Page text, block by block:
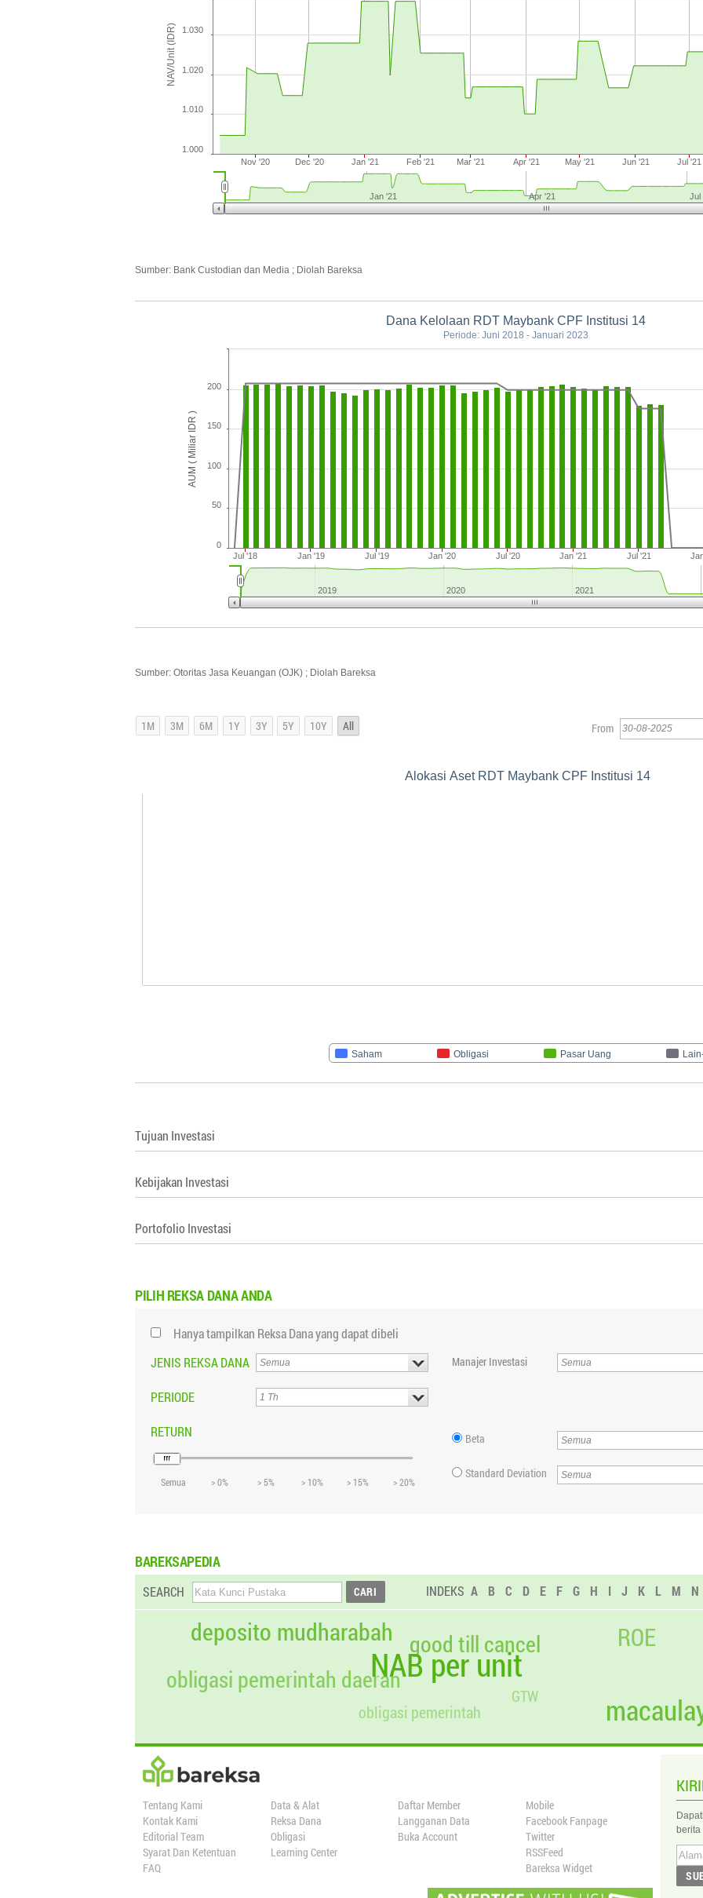
NAV/Unit (IDR)
Nov '20 Dec '20 Jan '21 Feb '21 Mar '21 Apr '21 May '21 Jun '21 Jul '21
1.000
1.010
1.020
1.030
Jan '21 Apr '21 Jul
Sumber: Bank Custodian dan Media ; Diolah Bareksa
AUM ( Miliar IDR )
Dana Kelolaan RDT Maybank CPF Institusi 14
Periode: Juni 2018 - Januari 2023
Jul '18 Jan '19 Jul '19 Jan '20 Jul '20 Jan '21 Jul '21
0
50
100
150
200
2019 2020 2021
Sumber: Otoritas Jasa Keuangan (OJK) ; Diolah Bareksa
From
Alokasi Aset RDT Maybank CPF Institusi 14
Saham Obligasi Pasar Uang
Tujuan Investasi
Kebijakan Investasi
Portofolio Investasi
PILIH REKSA DANA ANDA
Hanya tampilkan Reksa Dana yang dapat dibeli
JENIS REKSA DANA
PERIODE
RETURN
Semua > 0% > 5% > 10% > 15% > 20%
Manajer Investasi
Beta
Standard Deviation
BAREKSAPEDIA
SEARCH INDEKS A B C D E F G H I J K L M N
NAB per unit
deposito mudharabah
obligasi pemerintah
obligasi pemerintah daerah
good till cancel
GTW
ROE
Tentang Kami
Kontak Kami
Editorial Team
Syarat Dan Ketentuan
FAQ
Data & Alat
Reksa Dana
Obligasi
Learning Center
Daftar Member
Langganan Data
Buka Account
Mobile
Facebook Fanpage
Twitter
RSSFeed
Bareksa Widget